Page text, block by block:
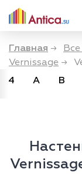
Главная →
Vernissage →
4
A B